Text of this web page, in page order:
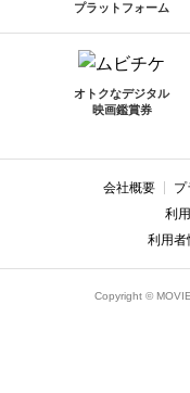
プラットフォーム
オトクなデジタル
映画鑑賞券
会社概要 プ
利
利用者
Copyright ©